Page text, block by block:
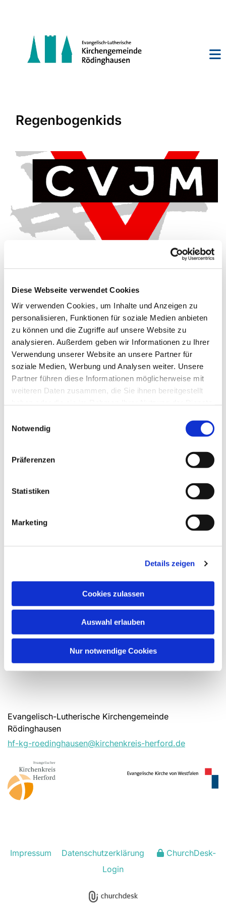
Diese Webseite verwendet Cookies
Wir verwenden Cookies, um Inhalte und Anzeigen zu
personalisieren, Funktionen für soziale Medien anbieten
zu können und die Zugriffe auf unsere Website zu
analysieren. Außerdem geben wir Informationen zu Ihrer
Verwendung unserer Website an unsere Partner für
soziale Medien, Werbung und Analysen weiter. Unsere
Partner führen diese Informationen möglicherweise mit
weiteren Daten zusammen, die Sie ihnen bereitgestellt
Notwendig
Präferenzen
Statistiken
Marketing
Details zeigen
Cookies zulassen
Auswahl erlauben
Nur notwendige Cookies
Regenbogenkids
Dienstag, 14. Dezember 2027, 16:00
- 17:00 Uhr
Gemeindehaus Schwenningdorf, Am
Gemeindehaus 33, 32289
Rödinghausen
Evangelisch-Lutherische Kirchengemeinde
Rödinghausen
hf-kg-roedinghausen@kirchenkreis-herford.de
Impressum Datenschutzerklärung
ChurchDesk-
Login